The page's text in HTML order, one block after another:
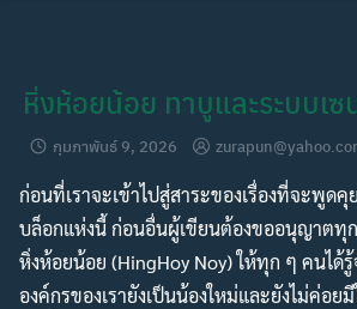
หิ่งห้อยน้อย ทาบูและระบบเซ
กุมภาพันธ์ 9, 2026
ก่อนที่เราจะเข้าไปสู่สาระของเรื่องที่จะพูด
บล็อกแห่งนี้ ก่อนอื่นผู้เขียนต้องขออนุญาตทุ
หิ่งห้อยน้อย (HingHoy Noy) ให้ทุก ๆ คนได้
องค์กรของเรายังเป็นน้องใหม่และยังไม่ค่อย